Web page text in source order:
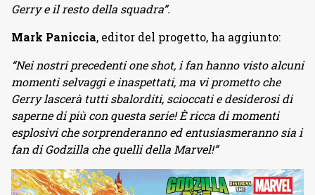
Gerry e il resto della squadra”.
Mark Paniccia, editor del progetto, ha aggiunto:
“Nei nostri precedenti one shot, i fan hanno visto alcuni
momenti selvaggi e inaspettati, ma vi prometto che
Gerry lascerà tutti sbalorditi, scioccati e desiderosi di
saperne di più con questa serie! È ricca di momenti
esplosivi che sorprenderanno ed entusiasmeranno sia i
fan di Godzilla che quelli della Marvel!”